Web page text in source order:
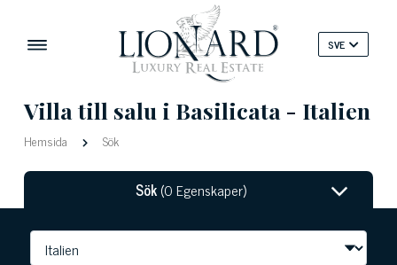
SVE
Villa till salu i Basilicata - Italien
Hemsida Sök
Sök(0 Egenskaper)